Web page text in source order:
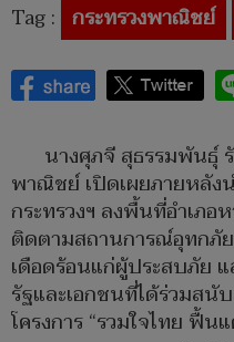
Tag : กระทรวงพาณิชย์
นางศุภจี สุธรรมพันธุ์
พาณิชย์ เปิดเผยภายหลัง
กระทรวงฯ ลงพื้นที่อำเภ
ติดตามสถานการณ์อุทกภัย
เดือดร้อนแก่ผู้ประสบภัย
รัฐและเอกชนที่ได้ร่วมสนั
โครงการ “รวมใจไทย ฟื้น